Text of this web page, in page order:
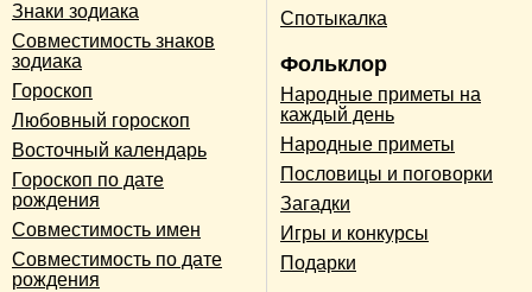
Знаки зодиака
Совместимость знаков
зодиака
Гороскоп
Любовный гороскоп
Восточный календарь
Гороскоп по дате
рождения
Совместимость имен
Совместимость по дате
рождения
Спотыкалка
Фольклор
Народные приметы на
каждый день
Народные приметы
Пословицы и поговорки
Загадки
Игры и конкурсы
Подарки